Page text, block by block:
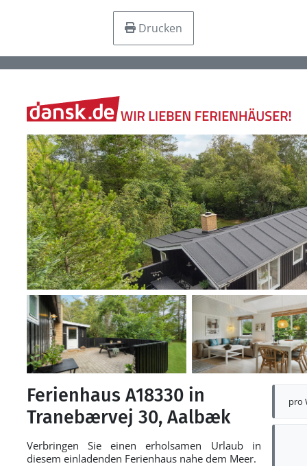
Drucken
pro
Ferienhaus A18330 in
Tranebærvej 30, Aalbæk
Verbringen Sie einen erholsamen Urlaub in
diesem einladenden Ferienhaus nahe dem Meer.